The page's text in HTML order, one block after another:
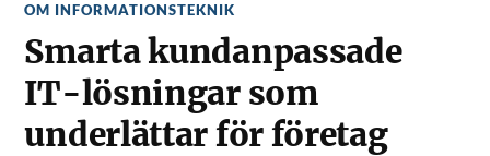
OM INFORMATIONSTEKNIK
Smarta kundanpassade
IT-lösningar som
underlättar för företag